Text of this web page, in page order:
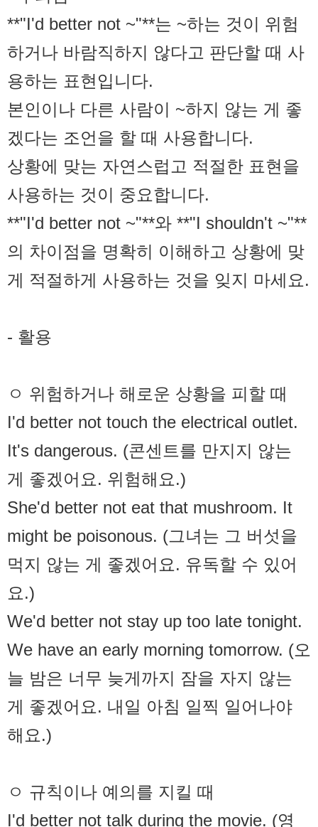
**"I'd better not ~"**는 ~하는 것이 위험
하거나 바람직하지 않다고 판단할 때 사
용하는 표현입니다.
본인이나 다른 사람이 ~하지 않는 게 좋
겠다는 조언을 할 때 사용합니다.
상황에 맞는 자연스럽고 적절한 표현을
사용하는 것이 중요합니다.
**"I'd better not ~"**와 **"I shouldn't ~"**
의 차이점을 명확히 이해하고 상황에 맞
게 적절하게 사용하는 것을 잊지 마세요.
- 활용
ㅇ 위험하거나 해로운 상황을 피할 때
I'd better not touch the electrical outlet.
It's dangerous. (콘센트를 만지지 않는
게 좋겠어요. 위험해요.)
She'd better not eat that mushroom. It
might be poisonous. (그녀는 그 버섯을
먹지 않는 게 좋겠어요. 유독할 수 있어
요.)
We'd better not stay up too late tonight.
We have an early morning tomorrow. (오
늘 밤은 너무 늦게까지 잠을 자지 않는
게 좋겠어요. 내일 아침 일찍 일어나야
해요.)
ㅇ 규칙이나 예의를 지킬 때
I'd better not talk during the movie. (영